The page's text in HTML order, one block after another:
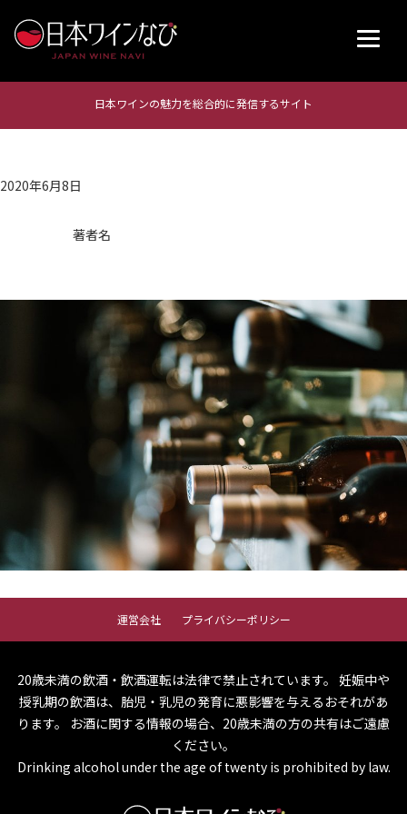
日本ワインの魅力を総合的に発信するサイト
2020年6月8日
著者名
運営会社 プライバシーポリシー
20歳未満の飲酒・飲酒運転は法律で禁止されています。 妊娠中や
授乳期の飲酒は、胎児・乳児の発育に悪影響を与えるおそれがあ
ります。
お酒に関する情報の場合、20歳未満の方の共有はご遠慮
ください。
Drinking alcohol under the age of twenty is prohibited by law.